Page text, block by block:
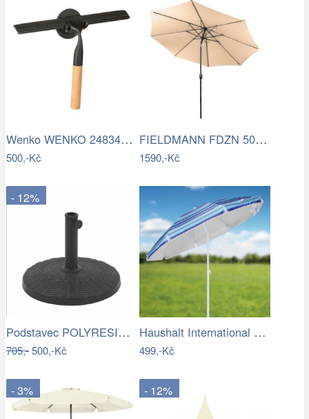
Wenko WENKO 24834100 - Stěrka BAMBUSa…
500,-Kč
FIELDMANN FDZN 5006 Slunečník krémový 3…
1590,-Kč
- 12%
Podstavec POLYRESIN 10kg ROJAPLAST
705,-500,-Kč
Haushalt International Slunečník, 200 cm
499,-Kč
- 3% - 12%